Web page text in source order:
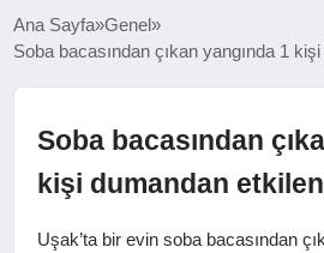
SIYASET
ÇEVRE
Ana Sayfa Genel
Soba bacasından çıkan yangında 1
Soba bacasından
kişi dumandan
Uşak’ta bir evin soba bacasından